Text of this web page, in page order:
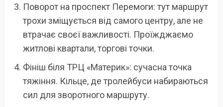
Поворот на проспект Перемоги: тут маршрут
трохи зміщується від самого центру, але не
втрачає своєї важливості. Проїжджаємо
житлові квартали, торгові точки.
Фініш біля ТРЦ «Материк»: сучасна точка
тяжіння. Кільце, де тролейбуси набираються
сил для зворотного маршруту.